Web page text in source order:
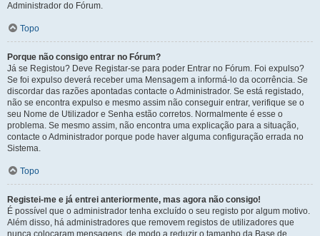
Administrador do Fórum.
Topo
Porque não consigo entrar no Fórum?
Já se Registou? Deve Registar-se para poder Entrar no Fórum. Foi expulso?
Se foi expulso deverá receber uma Mensagem a informá-lo da ocorrência. Se
discordar das razões apontadas contacte o Administrador. Se está registado,
não se encontra expulso e mesmo assim não conseguir entrar, verifique se o
seu Nome de Utilizador e Senha estão corretos. Normalmente é esse o
problema. Se mesmo assim, não encontra uma explicação para a situação,
contacte o Administrador porque pode haver alguma configuração errada no
Sistema.
Topo
Registei-me e já entrei anteriormente, mas agora não consigo!
É possível que o administrador tenha excluído o seu registo por algum motivo.
Além disso, há administradores que removem registos de utilizadores que
nunca colocaram mensagens, de modo a reduzir o tamanho da Base de